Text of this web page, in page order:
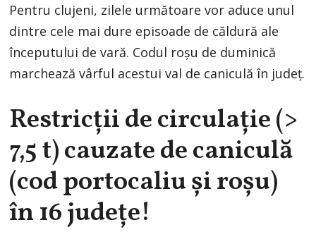
Pentru clujeni, zilele următoare vor aduce unul
dintre cele mai dure episoade de căldură ale
începutului de vară. Codul roșu de duminică
marchează vârful acestui val de caniculă în județ.
Restricții de circulație (>
7,5 t) cauzate de caniculă
(cod portocaliu și roșu)
în 16 județe!